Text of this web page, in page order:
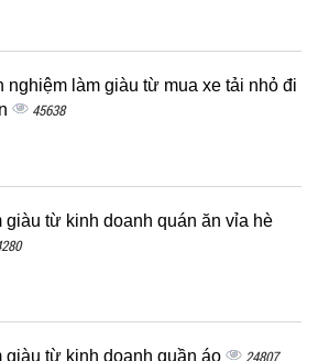
nghiệm làm giàu từ mua xe tải nhỏ đi
45638
giàu từ kinh doanh quán ăn vỉa hè
giàu từ kinh doanh quần áo 24807